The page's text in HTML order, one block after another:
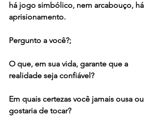
há jogo simbólico, nem arcabouço, há
aprisionamento.
Pergunto a você?;
O que, em sua vida, garante que a
realidade seja confiável?
Em quais certezas você jamais ousa ou
gostaria de tocar?